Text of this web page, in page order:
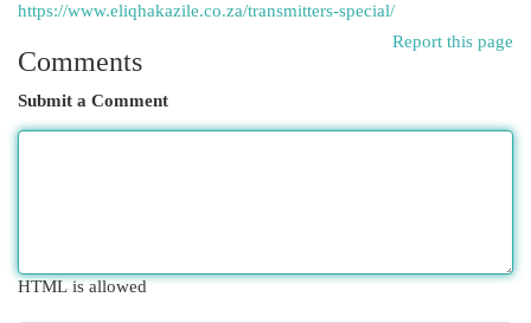
https://www.eliqhakazile.co.za/transmitters-special/
Report this page
Comments
Submit a Comment
HTML is allowed